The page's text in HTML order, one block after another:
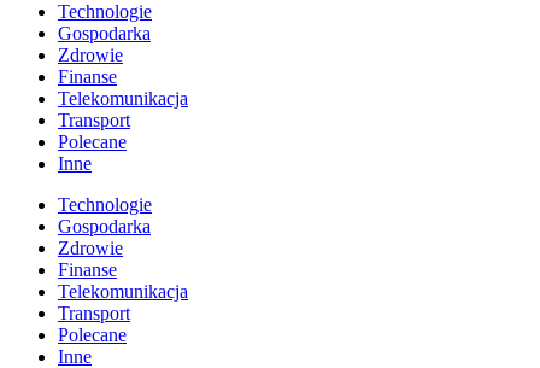
Technologie
Gospodarka
Zdrowie
Finanse
Telekomunikacja
Transport
Polecane
Inne
Technologie
Gospodarka
Zdrowie
Finanse
Telekomunikacja
Transport
Polecane
Inne